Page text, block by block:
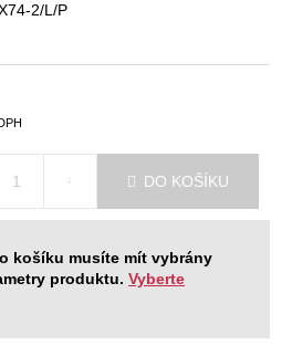
2/L/P
DO KOŠÍKU
košíku musíte mít vybrány
produktu. Vyberte